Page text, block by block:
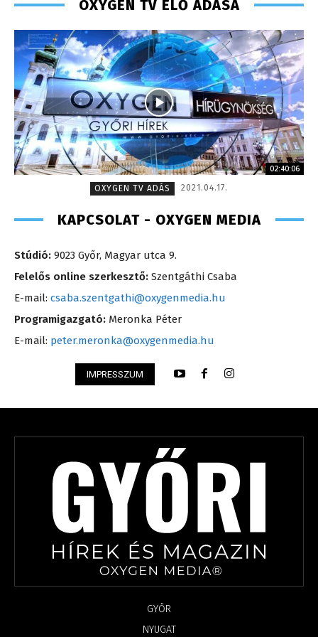
OXYGEN TV ÉLŐ ADÁSA
02:40:06
OXYGEN TV ADÁS
2021.04.17.
KAPCSOLAT - OXYGEN MEDIA
Stúdió: 9023 Győr, Magyar utca 9.
Felelős online szerkesztő: Szentgáthi Csaba
E-mail: csaba.szentgathi@oxygenmedia.hu
Programigazgató: Meronka Péter
E-mail: peter.meronka@oxygenmedia.hu
IMPRESSZUM
GYŐR
NYUGAT